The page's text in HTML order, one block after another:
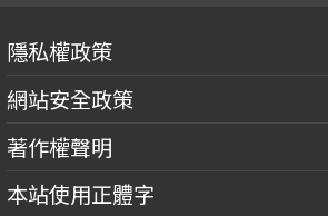
隱私權政策
網站安全政策
著作權聲明
本站使用正體字